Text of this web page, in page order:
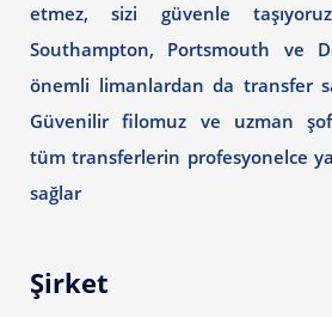
etmez, sizi güvenle
Southampton, Portsmouth ve
önemli limanlardan da transfer
Güvenilir filomuz ve uzman
tüm transferlerin profesyonelce
sağlar
Şirket